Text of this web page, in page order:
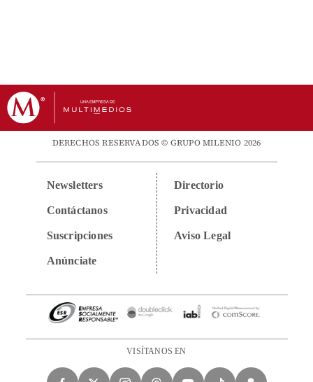
DERECHOS RESERVADOS © GRUPO MILENIO 2026
Newsletters
Contáctanos
Suscripciones
Anúnciate
Directorio
Privacidad
Aviso Legal
VISÍTANOS EN